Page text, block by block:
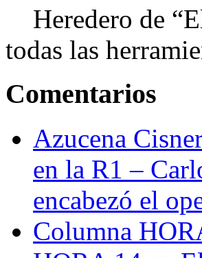
Heredero de
todas las
Comentarios
Azucena
en la R1 –
encabezó el
Columna